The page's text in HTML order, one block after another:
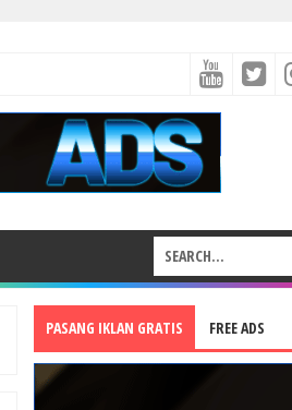
PASANG IKLAN GRATIS FREE ADS